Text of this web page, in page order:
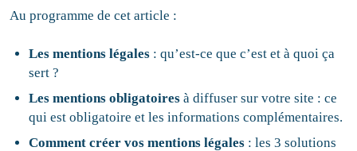
Au programme de cet article :
Lesmentions légales : qu’est-ce que c’est et à quoi ça
sert ?
Lesmentions obligatoires à diffuser sur votre site : ce
qui est obligatoire et les informations complémentaires.
Comment créer vos mentions légales : les 3 solutions